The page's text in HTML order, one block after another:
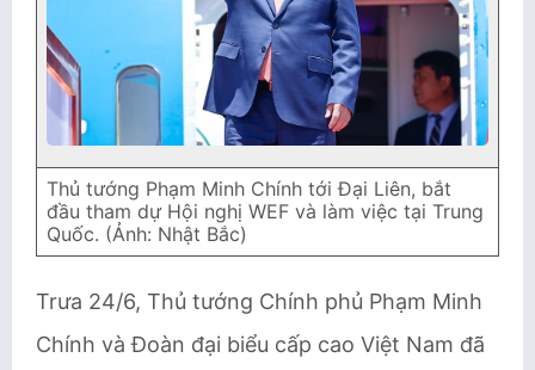
Thủ tướng Phạm Minh Chính tới Đại Liên, bắt
đầu tham dự Hội nghị WEF và làm việc tại Trung
Quốc. (Ảnh: Nhật Bắc)
Trưa 24/6, Thủ tướng Chính phủ Phạm Minh
Chính và Đoàn đại biểu cấp cao Việt Nam đã